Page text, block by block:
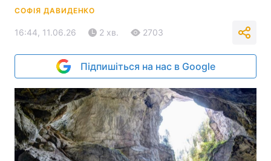
СОФІЯ ДАВИДЕНКО
16:44, 11.06.26 2 хв. 2703
Підпишіться на нас в Google